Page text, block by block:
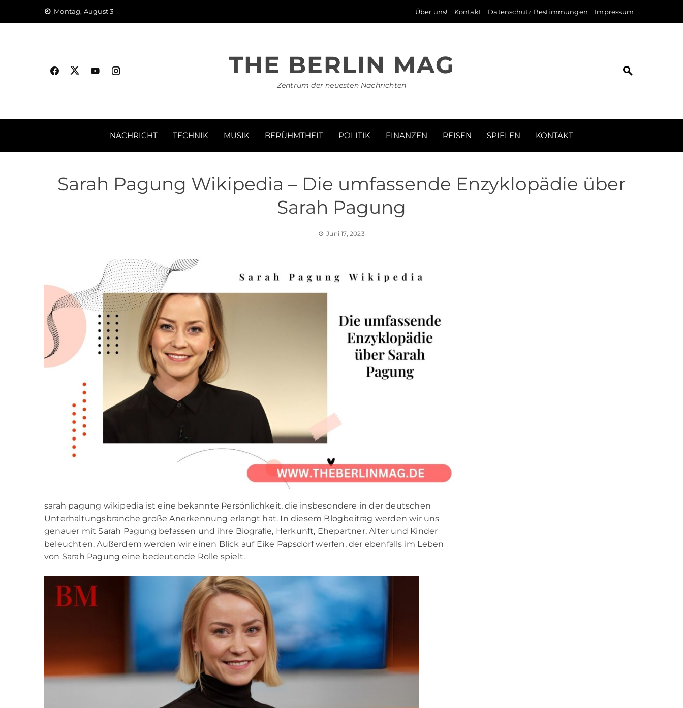
Montag, August 3 Über uns! Kontakt Datenschutz Bestimmungen Impressum
THE BERLIN MAG
Zentrum der neuesten Nachrichten
NACHRICHT TECHNIK MUSIK BERÜHMTHEIT POLITIK FINANZEN REISEN SPIELEN KONTAKT
Sarah Pagung Wikipedia – Die umfassende Enzyklopädie über
Sarah Pagung
Juni 17, 2023
sarah pagung wikipedia ist eine bekannte Persönlichkeit, die insbesondere in der deutschen
Unterhaltungsbranche große Anerkennung erlangt hat. In diesem Blogbeitrag werden wir uns
genauer mit Sarah Pagung befassen und ihre Biografie, Herkunft, Ehepartner, Alter und Kinder
beleuchten. Außerdem werden wir einen Blick auf Eike Papsdorf werfen, der ebenfalls im Leben
von Sarah Pagung eine bedeutende Rolle spielt.